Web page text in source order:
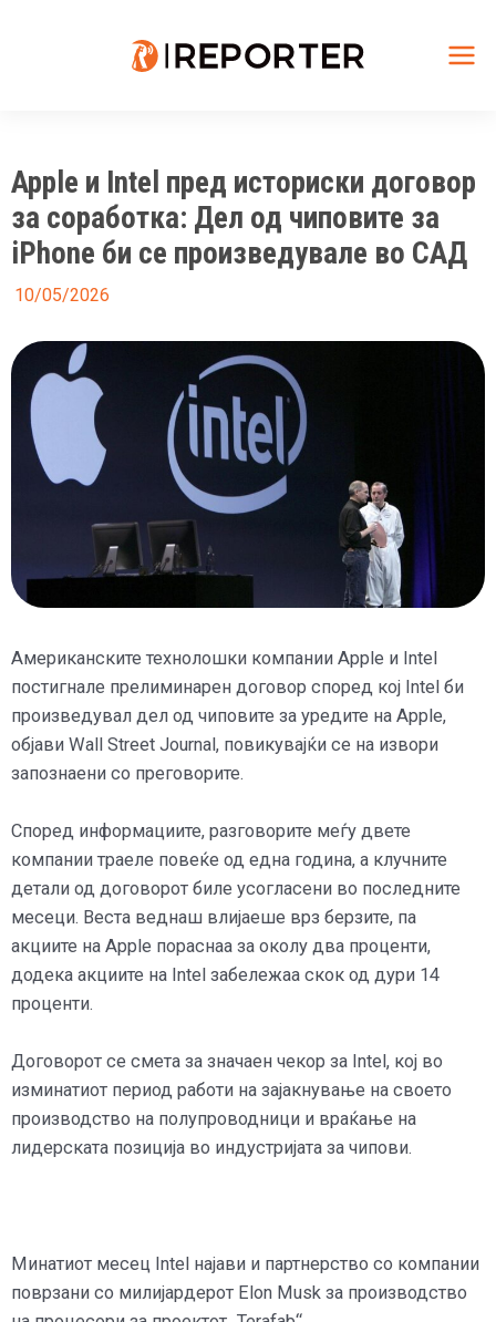
Apple и Intel пред историски договор
за соработка: Дел од чиповите за
iPhone би се произведувале во САД
10/05/2026
Американските технолошки компании Apple и Intel
постигнале прелиминарен договор според кој Intel би
произведувал дел од чиповите за уредите на Apple,
објави Wall Street Journal, повикувајќи се на извори
запознаени со преговорите.
Според информациите, разговорите меѓу двете
компании траеле повеќе од една година, а клучните
детали од договорот биле усогласени во последните
месеци. Веста веднаш влијаеше врз берзите, па
акциите на Apple пораснаа за околу два проценти,
додека акциите на Intel забележаа скок од дури 14
проценти.
Договорот се смета за значаен чекор за Intel, кој во
изминатиот период работи на зајакнување на своето
производство на полупроводници и враќање на
лидерската позиција во индустријата за чипови.
Минатиот месец Intel најави и партнерство со компании
поврзани со милијардерот Elon Musk за производство